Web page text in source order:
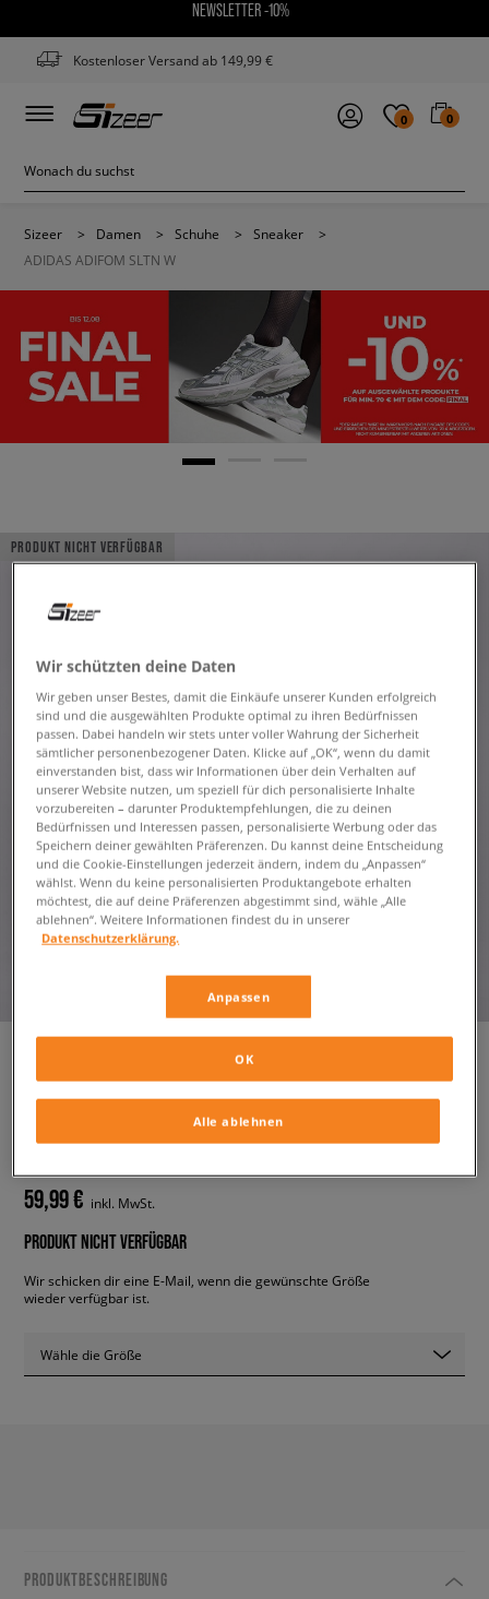
NEWSLETTER -10%
Kostenloser Versand ab 149,99 €
0 0
Sizeer > Damen > Schuhe > Sneaker
>
ADIDAS ADIFOM SLTN W
PRODUKT NICHT VERFÜGBAR
ADIDAS ADIFOM SLTN W
59,99 € inkl. MwSt.
PRODUKT NICHT VERFÜGBAR
Wir schicken dir eine E-Mail, wenn die gewünschte Größe
wieder verfügbar ist.
Wähle die Größe
PRODUKTBESCHREIBUNG
Wir schützten deine Daten
Wir geben unser Bestes, damit die Einkäufe unserer Kunden erfolgreich
sind und die ausgewählten Produkte optimal zu ihren Bedürfnissen
passen. Dabei handeln wir stets unter voller Wahrung der Sicherheit
sämtlicher personenbezogener Daten. Klicke auf „OK“, wenn du damit
einverstanden bist, dass wir Informationen über dein Verhalten auf
unserer Website nutzen, um speziell für dich personalisierte Inhalte
vorzubereiten – darunter Produktempfehlungen, die zu deinen
Bedürfnissen und Interessen passen, personalisierte Werbung oder das
Speichern deiner gewählten Präferenzen. Du kannst deine Entscheidung
und die Cookie-Einstellungen jederzeit ändern, indem du „Anpassen“
wählst. Wenn du keine personalisierten Produktangebote erhalten
möchtest, die auf deine Präferenzen abgestimmt sind, wähle „Alle
ablehnen“. Weitere Informationen findest du in unserer
Datenschutzerklärung.
Anpassen
Alle ablehnen
OK